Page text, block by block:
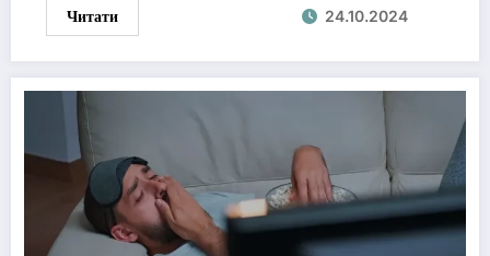
Читати 24.10.2024